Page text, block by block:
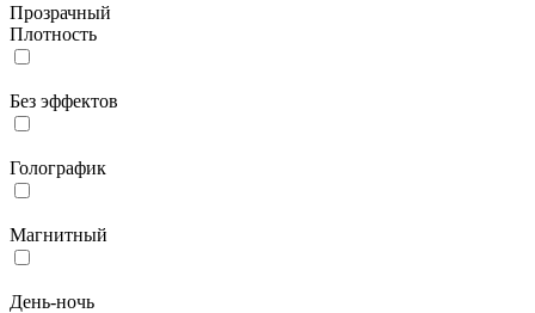
Прозрачный
Плотность
Без эффектов
Голографик
Магнитный
День-ночь